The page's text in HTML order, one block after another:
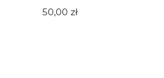
50,00 zł